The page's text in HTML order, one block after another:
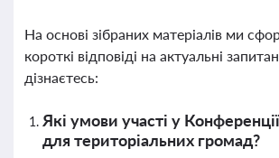
На основі зібраних матеріалів ми
короткі відповіді на актуальні
дізнаєтесь:
Які умови участі у
для територіальних громад?